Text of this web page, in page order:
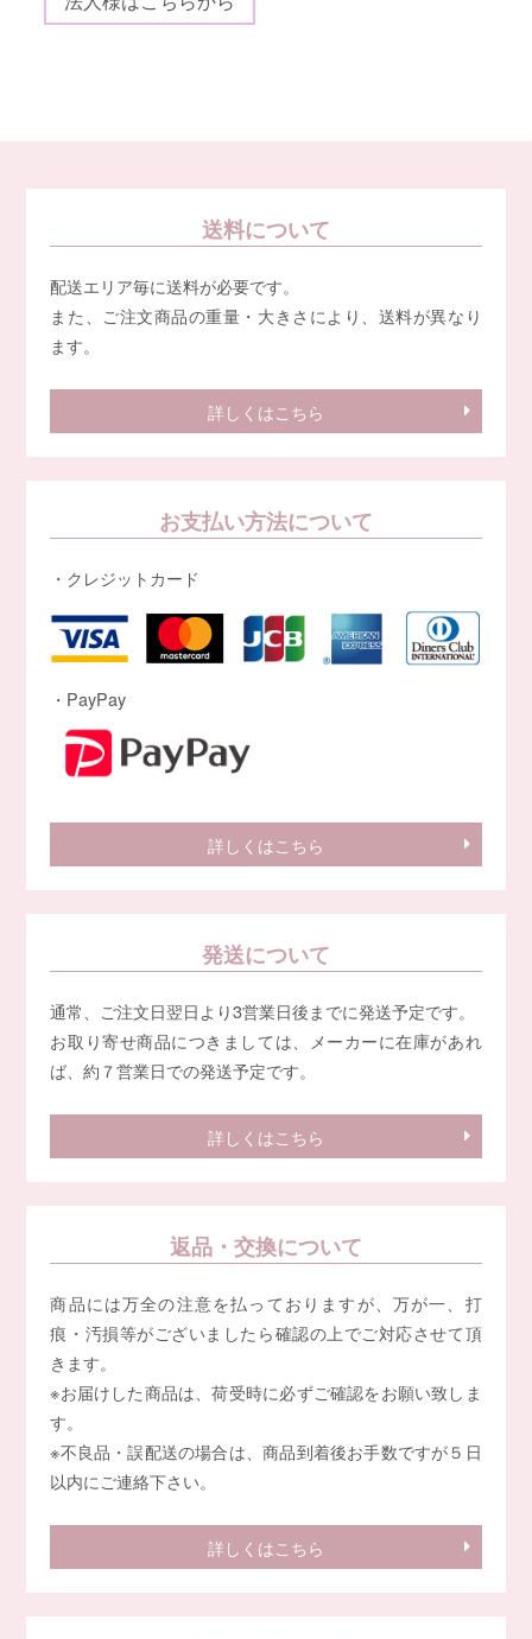
送料について
配送エリア毎に送料が必要です。
また、ご注文商品の重量・大きさにより、送料が異なり
ます。
詳しくはこちら
お支払い方法について
・クレジットカード
・PayPay
詳しくはこちら
発送について
通常、ご注文日翌日より3営業日後までに発送予定です。
お取り寄せ商品につきましては、メーカーに在庫があれ
ば、約７営業日での発送予定です。
詳しくはこちら
返品・交換について
商品には万全の注意を払っておりますが、万が一、打
痕・汚損等がございましたら確認の上でご対応させて頂
きます。
※お届けした商品は、荷受時に必ずご確認をお願い致しま
す。
※不良品・誤配送の場合は、商品到着後お手数ですが５日
以内にご連絡下さい。
詳しくはこちら